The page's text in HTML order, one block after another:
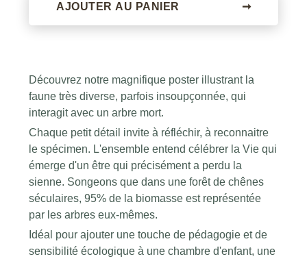
AJOUTER AU PANIER ➞
Découvrez notre magnifique poster illustrant la
faune très diverse, parfois insoupçonnée, qui
interagit avec un arbre mort.
Chaque petit détail invite à réfléchir, à reconnaitre
le spécimen. L'ensemble entend célébrer la Vie qui
émerge d'un être qui précisément a perdu la
sienne. Songeons que dans une forêt de chênes
séculaires, 95% de la biomasse est représentée
par les arbres eux-mêmes.
Idéal pour ajouter une touche de pédagogie et de
sensibilité écologique à une chambre d'enfant, une